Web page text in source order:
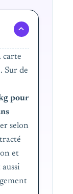
carte
Sur de
pour
selon
et